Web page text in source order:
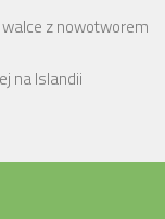
z nowotworem
na Islandii